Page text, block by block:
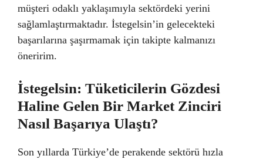
müşteri odaklı yaklaşımıyla sektördeki yerini
sağlamlaştırmaktadır. İstegelsin’in gelecekteki
başarılarına şaşırmamak için takipte kalmanızı
öneririm.
İstegelsin: Tüketicilerin Gözdesi
Haline Gelen Bir Market Zinciri
Nasıl Başarıya Ulaştı?
Son yıllarda Türkiye’de perakende sektörü hızla